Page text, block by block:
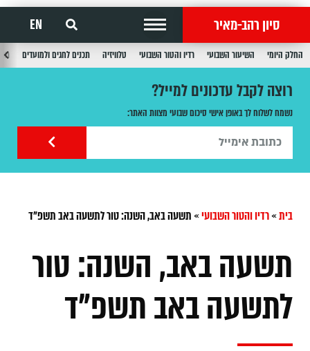
סיון רהב-מאיר EN
החלק היומי השיעור השבועי רדיו והטור השבועי טלוויזיה תכנים לחגים ולמועדים
רוצה לקבל עדכונים למייל?
נשמח לשלוח לך באופן אישי סיכום שבועי מצוות האתר:
בית»רדיו והטור השבועי»תשעה באב, השנה: טור לתשעה באב תשפ"ד
תשעה באב, השנה: טור
לתשעה באב תשפ"ד